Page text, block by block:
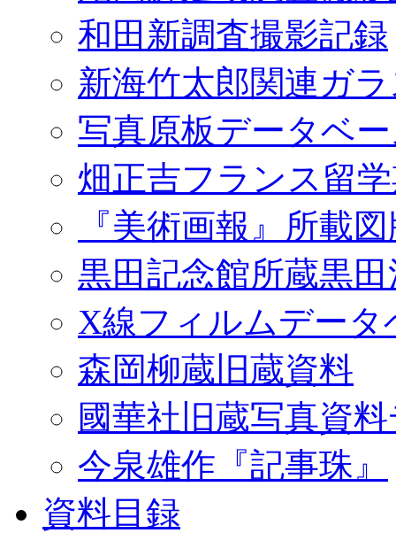
和田新調査撮影記録
新海竹太郎関連ガ
写真原板データベ
畑正吉フランス留
『美術画報』所載
黒田記念館所蔵黒
X線フィルムデータ
森岡柳蔵旧蔵資料
國華社旧蔵写真資
今泉雄作『記事珠』
資料目録